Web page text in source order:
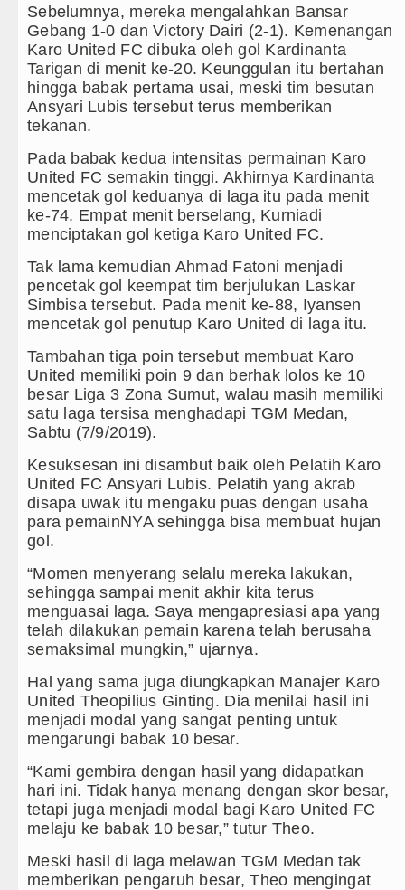
Juventus vs Inter Milan Persahabatan di Optus
Real Madrid Tandang ke Ferencvaros
Tujuh Tewas dalam Penembakan Massal di
Masyarakat Desak APH Bongkar Penadah Kayu
Dewan Usul BUMD Sumut Kelola Rumput Laut
Dugaan Penyimpangan Dana BOS TA 2025,
Risiko Tertular HIV/AIDS Melalui Hubungan
Bertekad Pulang Mantan PM Bangladesh Sheikh
PSG vs Manchester United Laga Persahabatan di
Juventus vs Inter Milan Persahabatan di Optus
Real Madrid Tandang ke Ferencvaros
Tujuh Tewas dalam Penembakan Massal di
Bayern Munich Menang Tipis Atas Aston Villa
Sebelumnya, mereka mengalahkan Bansar
Gebang 1-0 dan Victory Dairi (2-1). Kemenangan
Karo United FC dibuka oleh gol Kardinanta
Tarigan di menit ke-20. Keunggulan itu bertahan
hingga babak pertama usai, meski tim besutan
Ansyari Lubis tersebut terus memberikan
tekanan.
Pada babak kedua intensitas permainan Karo
United FC semakin tinggi. Akhirnya Kardinanta
mencetak gol keduanya di laga itu pada menit
ke-74. Empat menit berselang, Kurniadi
menciptakan gol ketiga Karo United FC.
Tak lama kemudian Ahmad Fatoni menjadi
pencetak gol keempat tim berjulukan Laskar
Simbisa tersebut. Pada menit ke-88, Iyansen
mencetak gol penutup Karo United di laga itu.
Tambahan tiga poin tersebut membuat Karo
United memiliki poin 9 dan berhak lolos ke 10
besar Liga 3 Zona Sumut, walau masih memiliki
satu laga tersisa menghadapi TGM Medan,
Sabtu (7/9/2019).
Kesuksesan ini disambut baik oleh Pelatih Karo
United FC Ansyari Lubis. Pelatih yang akrab
disapa uwak itu mengaku puas dengan usaha
para pemainNYA sehingga bisa membuat hujan
gol.
“Momen menyerang selalu mereka lakukan,
sehingga sampai menit akhir kita terus
menguasai laga. Saya mengapresiasi apa yang
telah dilakukan pemain karena telah berusaha
semaksimal mungkin,” ujarnya.
Hal yang sama juga diungkapkan Manajer Karo
United Theopilius Ginting. Dia menilai hasil ini
menjadi modal yang sangat penting untuk
mengarungi babak 10 besar.
“Kami gembira dengan hasil yang didapatkan
hari ini. Tidak hanya menang dengan skor besar,
tetapi juga menjadi modal bagi Karo United FC
melaju ke babak 10 besar,” tutur Theo.
Meski hasil di laga melawan TGM Medan tak
memberikan pengaruh besar, Theo mengingat